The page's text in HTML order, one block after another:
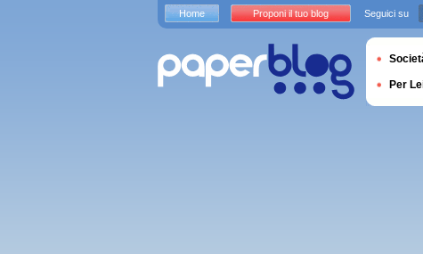
Home Proponi il tuo blog Seguici su
Per